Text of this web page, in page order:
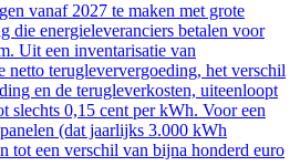
vanaf 2027 te maken met grote
die energieleveranciers betalen voor
Uit een inventarisatie van
netto terugleververgoeding, het verschil
en de terugleverkosten, uiteenloopt
slechts 0,15 cent per kWh. Voor een
(dat jaarlijks 3.000 kWh
tot een verschil van bijna honderd euro